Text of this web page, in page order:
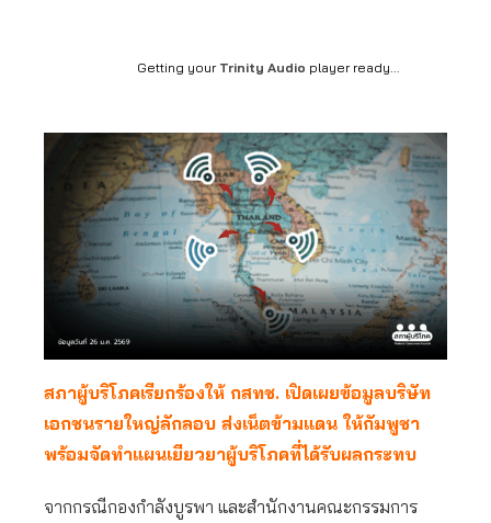
Getting your Trinity Audio player ready...
สภาผู้บริโภคเรียกร้องให้ กสทช. เปิดเผยข้อมูลบริษัท
เอกชนรายใหญ่ลักลอบ ส่งเน็ตข้ามแดน ให้กัมพูชา
พร้อมจัดทำแผนเยียวยาผู้บริโภคที่ได้รับผลกระทบ
จากกรณีกองกำลังบูรพา และสำนักงานคณะกรรมการ